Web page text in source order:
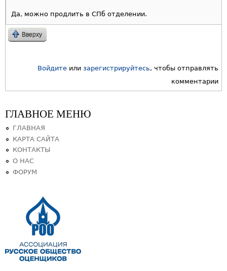
Да, можно продлить в СПб отделении.
Вверху
Войдитеили зарегистрируйтесь, чтобы отправлять
комментарии
ГЛАВНОЕ МЕНЮ
ГЛАВНАЯ
КАРТА САЙТА
КОНТАКТЫ
О НАС
ФОРУМ